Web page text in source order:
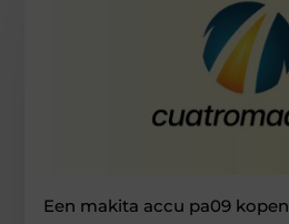
Een makita accu pa09 kopen